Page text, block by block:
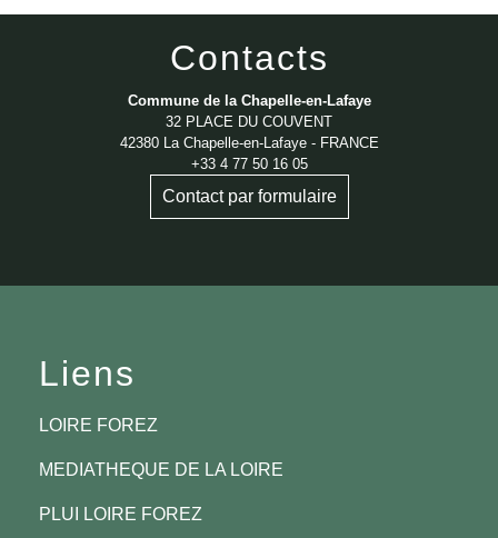
Contacts
Commune de la Chapelle-en-Lafaye
32 PLACE DU COUVENT
42380 La Chapelle-en-Lafaye - FRANCE
+33 4 77 50 16 05
Contact par formulaire
Liens
LOIRE FOREZ
MEDIATHEQUE DE LA LOIRE
PLUI LOIRE FOREZ